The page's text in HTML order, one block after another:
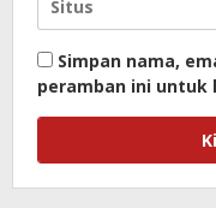
Simpan nama,
peramban ini untuk